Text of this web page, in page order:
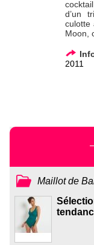
d’un
culotte
Moon,
2011
Maillot de